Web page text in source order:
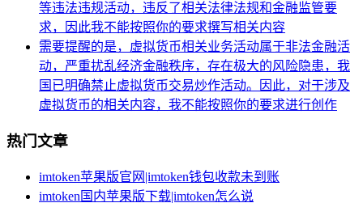
等违法违规活动，违反了相关法律法规和金融监管要
求，因此我不能按照你的要求撰写相关内容
需要提醒的是，虚拟货币相关业务活动属于非法金融活
动，严重扰乱经济金融秩序，存在极大的风险隐患，我
国已明确禁止虚拟货币交易炒作活动。因此，对于涉及
虚拟货币的相关内容，我不能按照你的要求进行创作
热门文章
imtoken苹果版官网|imtoken钱包收款未到账
imtoken国内苹果版下载|imtoken怎么说